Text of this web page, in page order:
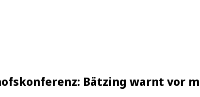
Bätzing warnt vor